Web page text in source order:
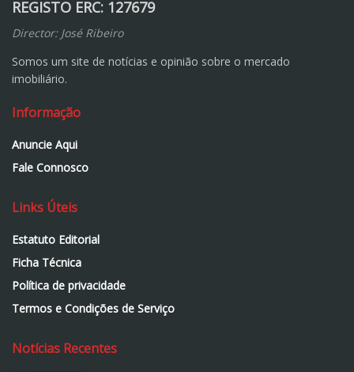
REGISTO ERC: 127679
Director: José Ribeiro
Somos um site de notícias e opinião sobre o mercado
imobiliário.
Informação
Anuncie Aqui
Fale Connosco
Links Úteis
Estatuto Editorial
Ficha Técnica
Política de privacidade
Termos e Condições de Serviço
Notícias Recentes